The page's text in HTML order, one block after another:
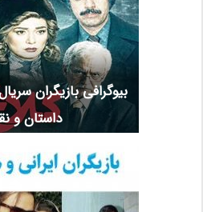
بیوگرافی بازیگران
داستان و